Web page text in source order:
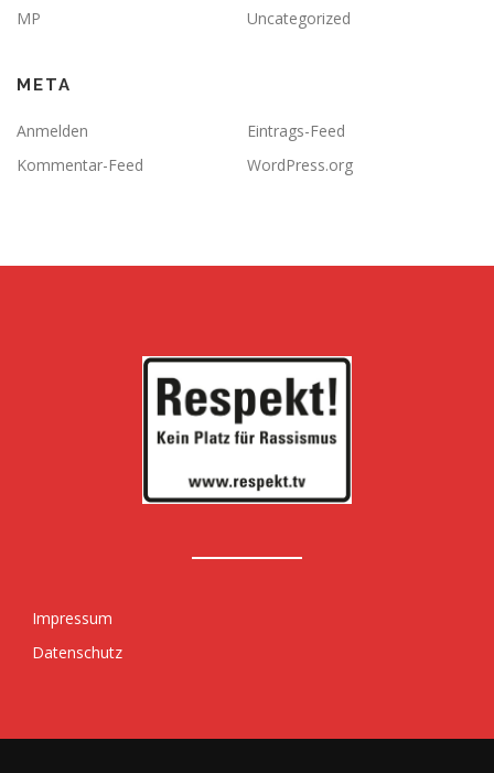
MP
Uncategorized
META
Anmelden
Eintrags-Feed
Kommentar-Feed
WordPress.org
Impressum
Datenschutz